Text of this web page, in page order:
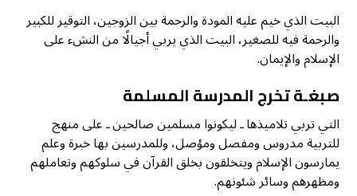
البيت الذي خيم عليه المودة والرحمة بين الزوجين، التوقير للكبير
والرحمة فيه للصغير، البيت الذي يربي أجيالًا من النشء على
الإسلام والإيمان.
صبغـةتخرجالمدرسة المسلمة
التي تربي تلاميذها ـ ليكونوا مسلمين صالحين ـ على منهج
للتربية مدروس ومفصل ومؤصل، وللمدرسين بها خبرة وعلم
يمارسون الإسلام ويتخلقون بخلق القرآن في سلوكهم وتعاملهم
ومظهرهم وسائر شئونهم.